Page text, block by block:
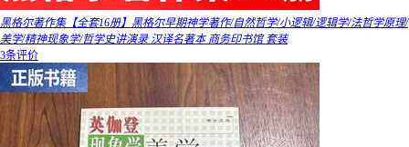
黑格尔著作集【全套16册】黑格尔早期神学著作/自然哲学/小逻辑/逻辑学/法哲学原理/
美学/精神现象学/哲学史讲演录 汉译名著本 商务印书馆 套装
3条评价